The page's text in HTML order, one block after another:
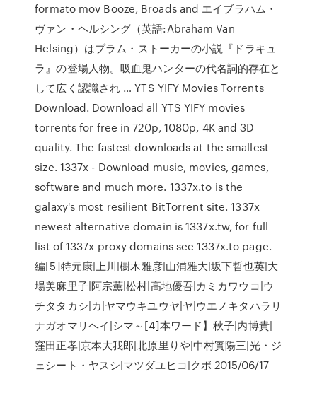
formato mov Booze, Broads and エイブラハム・
ヴァン・ヘルシング（英語:Abraham Van
Helsing）はブラム・ストーカーの小説『ドラキュ
ラ』の登場人物。吸血鬼ハンターの代名詞的存在と
して広く認識され … YTS YIFY Movies Torrents
Download. Download all YTS YIFY movies
torrents for free in 720p, 1080p, 4K and 3D
quality. The fastest downloads at the smallest
size. 1337x - Download music, movies, games,
software and much more. 1337x.to is the
galaxy's most resilient BitTorrent site. 1337x
newest alternative domain is 1337x.tw, for full
list of 1337x proxy domains see 1337x.to page.
編[5]特元康|上川|樹木雅彦|山浦雅大|坂下哲也英|大
場美麻里子|阿宗薫|松村|高地優吾|カミカワウコ|ウ
チタタカシ|カ|ヤマウキユウヤ|ヤ|ウエノキタハラリ
ナガオマリヘイ|シマ～[4]本ワード】秋子|内博貴|
窪田正孝|京本大我郎|北原里りや|中村實陽三|光・ジ
ェシート・ヤスシ|マツダユヒコ|クボ 2015/06/17